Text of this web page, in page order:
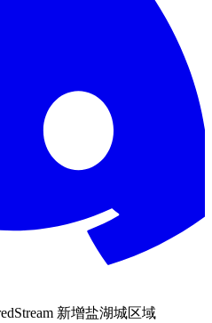
新增盐湖城区域